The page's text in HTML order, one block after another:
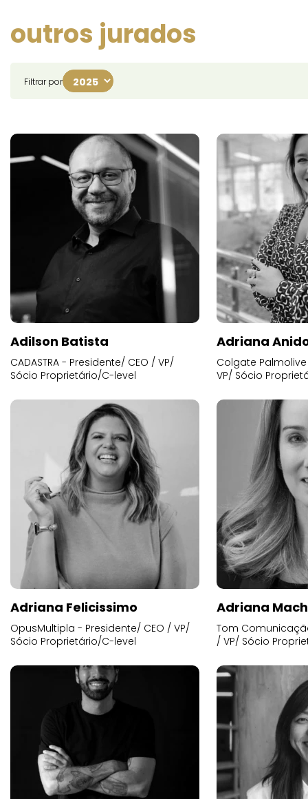
outros jurados
Filtrar por
Adilson Batista
CADASTRA - Presidente/ CEO / VP/
Sócio Proprietário/C-level
Adriana
Colgate
VP/ Sócio
Adriana Felicissimo
OpusMultipla - Presidente/ CEO / VP/
Sócio Proprietário/C-level
Adriana
Tom
/ VP/ Sócio